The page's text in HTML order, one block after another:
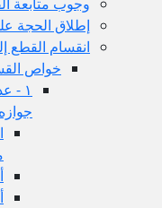
الحجة على القطع و
القطع إلى طريقي و
خواص القسمين:
١ - عدم جواز
جوازه في الموضوعي
القطع
مطلقا او على
أمثلة للقطع
أمثلة للقطع